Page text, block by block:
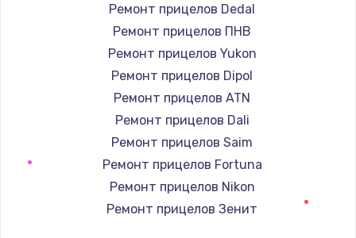
Замена конфорки
1100 руб.
Заказать
Замена платы сенсора
900 руб.
Заказать
Замена регулятора режимов конфорки
900 руб.
Ремонт прицелов Dedal
Ремонт прицелов ПНВ
Ремонт прицелов Yukon
Ремонт прицелов Dipol
Ремонт прицелов ATN
Ремонт прицелов Dali
Ремонт прицелов Saim
Ремонт прицелов Fortuna
Ремонт прицелов Nikon
Ремонт прицелов Зенит